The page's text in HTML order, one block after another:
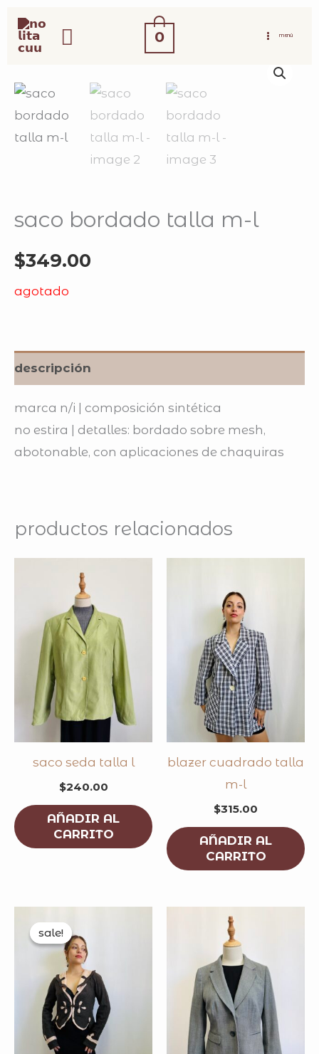
contenido
buscar 0 MENÚ
saco bordado talla m-l
$349.00
agotado
descripción
marca n/i | composición sintética
no estira | detalles: bordado sobre mesh,
abotonable, con aplicaciones de chaquiras
productos relacionados
saco seda talla l
$240.00
AÑADIR AL
CARRITO
blazer cuadrado talla
m-l
$315.00
AÑADIR AL
CARRITO
sale!
sale!
was:
$300.00.